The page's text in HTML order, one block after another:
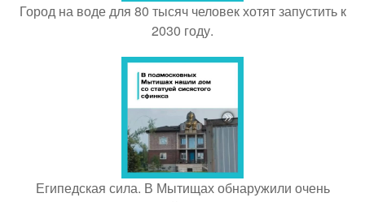
Город на воде для 80 тысяч человек хотят запустить к
2030 году.
Египедская сила. В Мытищах обнаружили очень